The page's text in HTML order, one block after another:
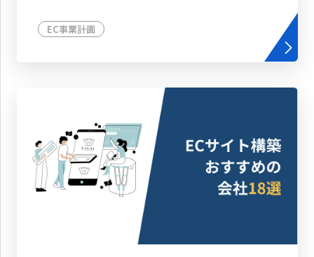
EC事業計画